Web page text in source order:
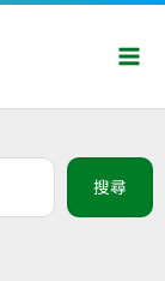
搜尋